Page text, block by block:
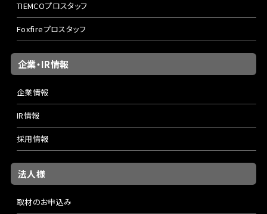
TIEMCOプロスタッフ
Foxfireプロスタッフ
企業・IR情報
企業情報
IR情報
採用情報
法人様
取材のお申込み